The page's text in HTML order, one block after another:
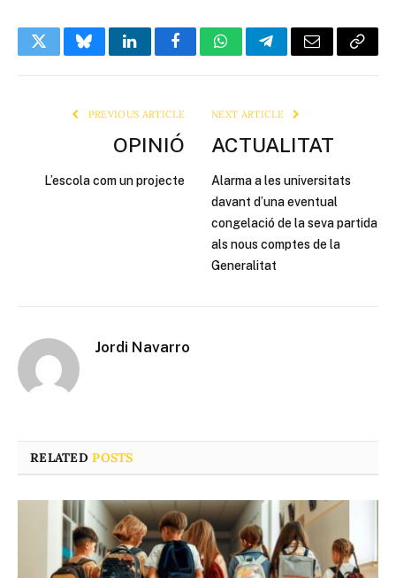
TwitterBlueskyLinkedInFacebookWhatsAppTelegramEmail Copy
PREVIOUS ARTICLE
OPINIÓ
L’escola com un projecte
NEXT ARTICLE
ACTUALITAT
Alarma a les universitats
davant d’una eventual
congelació de la seva partida
als nous comptes de la
Generalitat
Jordi Navarro
RELATEDPOSTS